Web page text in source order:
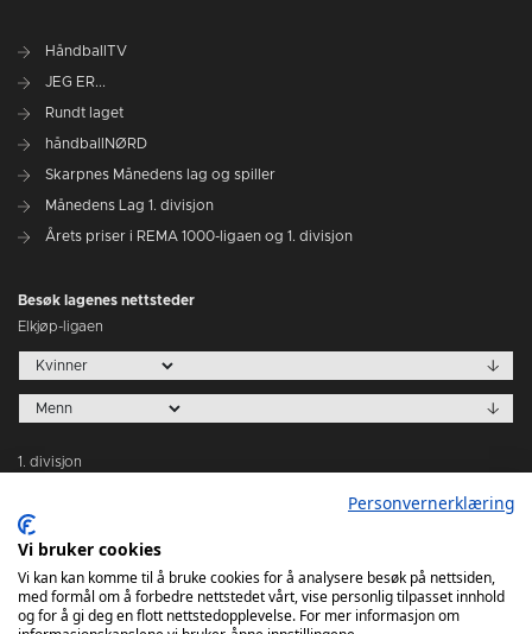
HåndballTV
JEG ER...
Rundt laget
håndballNØRD
Skarpnes Månedens lag og spiller
Månedens Lag 1. divisjon
Årets priser i REMA 1000-ligaen og 1. divisjon
Besøk lagenes nettsteder
Elkjøp-ligaen
1. divisjon
Tabeller
Personvernerklæring
Vi bruker cookies
Vi kan kan komme til å bruke cookies for å analysere besøk på nettsiden,
med formål om å forbedre nettstedet vårt, vise personlig tilpasset innhold
og for å gi deg en flott nettstedopplevelse. For mer informasjon om